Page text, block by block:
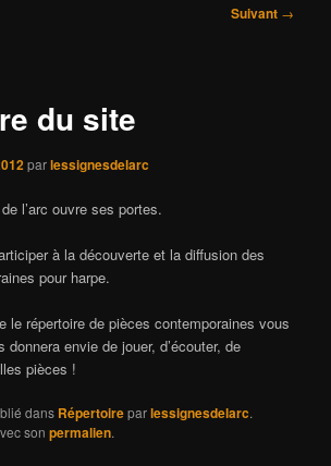
Suivant →
du site
parlessignesdelarc
l’arc ouvre ses portes.
à la découverte et la diffusion des
pour harpe.
le répertoire de pièces contemporaines vous
envie de jouer, d’écouter, de
pièces !
dans Répertoireparlessignesdelarc.
sonpermalien.